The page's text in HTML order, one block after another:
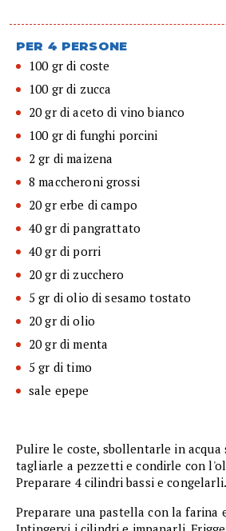
PER 4 PERSONE
100 gr di coste
100 gr di zucca
20 gr di aceto di vino bianco
100 gr di funghi porcini
2 gr di maizena
8 maccheroni grossi
20 gr erbe di campo
40 gr di pangrattato
40 gr di porri
20 gr di zucchero
5 gr di olio di sesamo tostato
20 gr di olio
20 gr di menta
5 gr di timo
sale epepe
Pulire le coste, sbollentarle in acqua
tagliarle a pezzetti e condirle con
Preparare 4 cilindri bassi e congelarli.
Preparare una pastella con la farina